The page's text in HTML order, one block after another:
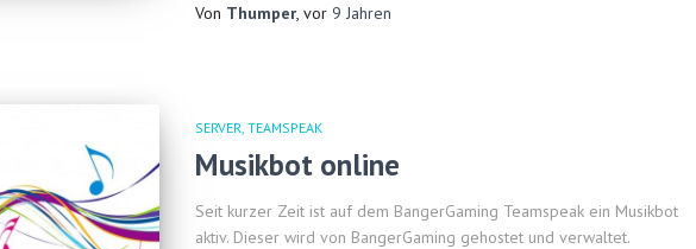
Von Thumper , vor 9 Jahren
SERVER TEAMSPEAK
Musikbot online
Seit kurzer Zeit ist auf dem BangerGaming Teamspeak ein Musikbot
aktiv. Dieser wird von BangerGaming gehostet und verwaltet.